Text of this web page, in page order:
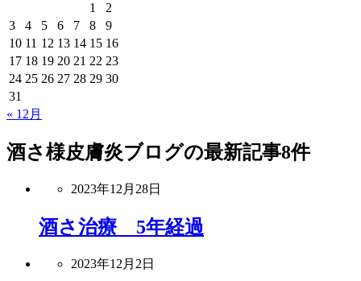
1
2
3
4 5 6 7 8
9
10 11 12 13 14 15 16
17 18 19 20 21 22 23
24 25 26 27 28 29 30
31
« 12月
酒さ様皮膚炎ブログの最新記事8件
2023年12月28日
酒さ治療 5年経過
2023年12月2日